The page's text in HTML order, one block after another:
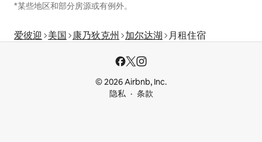
*某些地区和部分房源或有例外。
爱彼迎 美国 康乃狄克州 加尔达湖 月租住宿
© 2026 Airbnb, Inc.
隐私
条款